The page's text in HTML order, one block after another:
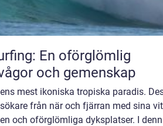
En oförglömlig
och gemenskap
mest ikoniska tropiska paradis.
från när och fjärran med sina
och oförglömliga dyksplatser. I